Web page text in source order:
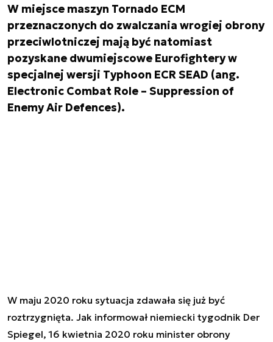
W miejsce maszyn Tornado ECM
przeznaczonych do zwalczania wrogiej obrony
przeciwlotniczej mają być natomiast
pozyskane dwumiejscowe Eurofightery w
specjalnej wersji Typhoon ECR SEAD (ang.
Electronic Combat Role – Suppression of
Enemy Air Defences).
W maju 2020 roku sytuacja zdawała się już być
roztrzygnięta. Jak informował niemiecki tygodnik Der
Spiegel, 16 kwietnia 2020 roku minister obrony